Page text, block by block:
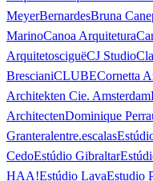
MeyerBernardesBruna
MarinoCanoa Arquitetura
ArquitetosciguëCJ Studio
BrescianiCLUBECornetta
Architekten Cie. Amsterdam
ArchitectenDominique
Granteralentre.escalas
CedoEstúdio Gibraltar
HAA!Estúdio LavaEstudio